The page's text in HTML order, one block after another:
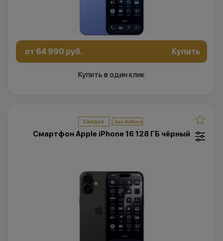
от 64 990 руб. Купить
Купить в один клик
Скидка
Смартфон Apple iPhone 16 128 ГБ чёрный